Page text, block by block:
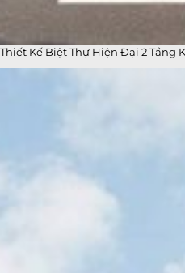
Thiết Kế Biệt Thự Hiện Đại 2 Tầng